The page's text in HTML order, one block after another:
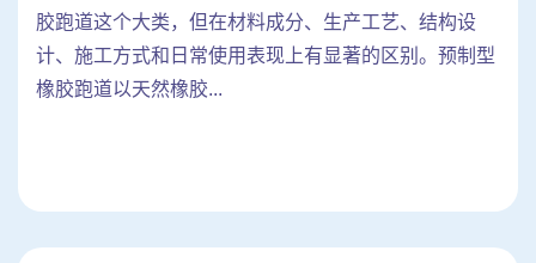
胶跑道这个大类，但在材料成分、生产工艺、结构设
计、施工方式和日常使用表现上有显著的区别。预制型
橡胶跑道以天然橡胶...